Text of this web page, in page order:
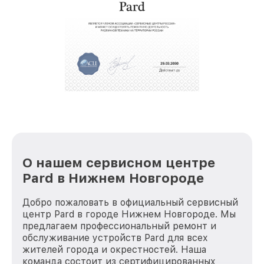
крупногабаритной техники, которые
обеспечат доставку устройств в сервис в
полной сохранности и бесплатно.
положительные отзывы и обрели отличную
репутацию. Мы постоянно совершенствуемся и
О нашем сервисном центре
Pard в Нижнем Новгороде
Добро пожаловать в официальный сервисный
центр Pard в городе Нижнем Новгороде. Мы
предлагаем профессиональный ремонт и
обслуживание устройств Pard для всех
жителей города и окрестностей. Наша
команда состоит из сертифицированных